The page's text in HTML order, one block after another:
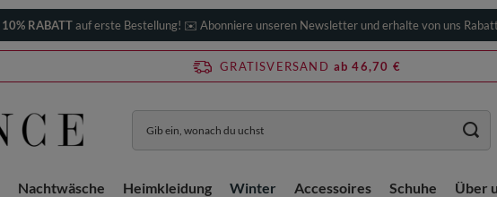
10% RABATTauf erste Bestellung! ✉️ Abonniere unseren Newsletter und erhalte von uns
GRATISVERSAND ab 46,70 €
Nachtwäsche Heimkleidung Winter Accessoires Schuhe Über